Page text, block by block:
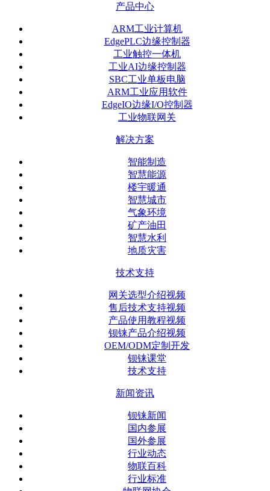
产品中心
ARM工业计算机
EdgePLC边缘控制器
工业触控一体机
工业AI边缘控制器
SBC工业单板电脑
ARM工业应用软件
EdgeIO边缘I/O控制器
工业物联网关
解决方案
智能制造
智慧能源
楼宇暖通
智慧城市
气象环境
矿产油田
智慧水利
地质灾害
技术支持
网关选型介绍视频
售后技术支持视频
产品使用教程视频
钡铼产品介绍视频
OEM/ODM定制开发
钡铼课堂
技术支持
新闻资讯
钡铼新闻
国内参展
国外参展
行业动态
物联百科
行业标准